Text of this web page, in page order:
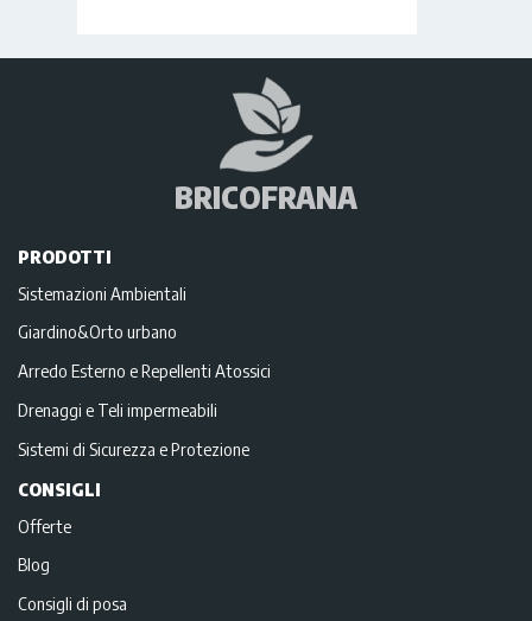
BRICOFRANA
PRODOTTI
Sistemazioni Ambientali
Giardino&Orto urbano
Arredo Esterno e Repellenti Atossici
Drenaggi e Teli impermeabili
Sistemi di Sicurezza e Protezione
CONSIGLI
Offerte
Blog
Consigli di posa